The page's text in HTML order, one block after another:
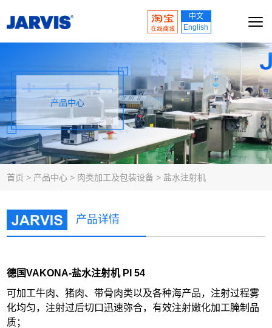
中文
English
产品中心
首页 > 产品中心 > 肉类加工及包装设备 > 盐水注射机
产品详情
德国VAKONA-盐水注射机 PI 54
可加工牛肉、猪肉、带骨肉类以及各种海产品，注射过程雾
化均匀，注射过后切口迅速弥合，有效注射嫩化加工腌制品
质；